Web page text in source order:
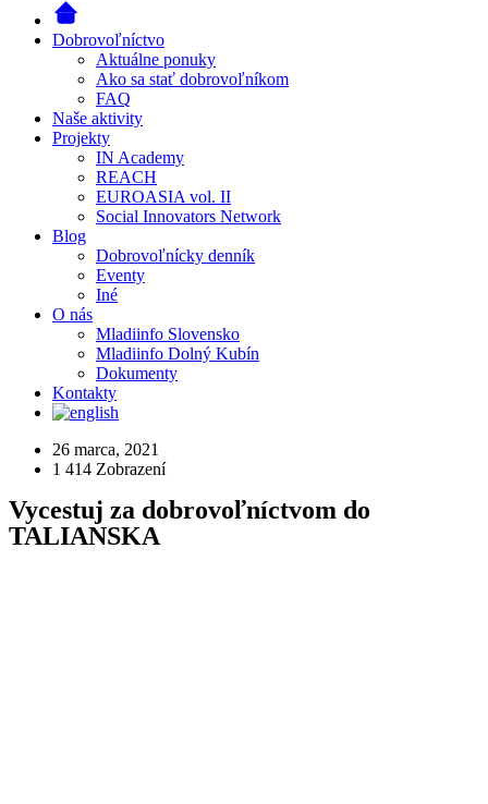
Dobrovoľníctvo
Aktuálne ponuky
Ako sa stať dobrovoľníkom
FAQ
Naše aktivity
Projekty
IN Academy
REACH
EUROASIA vol. II
Social Innovators Network
Blog
Dobrovoľnícky denník
Eventy
Iné
O nás
Mladiinfo Slovensko
Mladiinfo Dolný Kubín
Dokumenty
Kontakty
26 marca, 2021
1 414 Zobrazení
Vycestuj za dobrovoľníctvom do
TALIANSKA